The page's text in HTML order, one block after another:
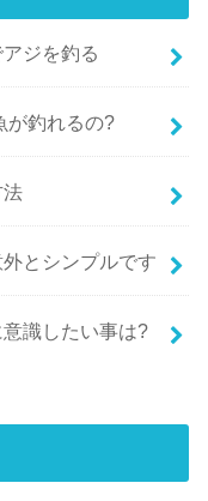
ジを釣る
が釣れるの?
法
とシンプルです
識したい事は?